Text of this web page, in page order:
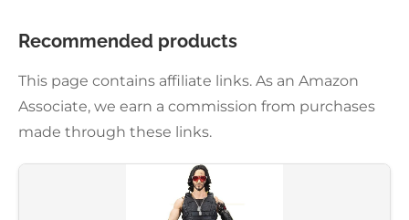
Recommended products
This page contains affiliate links. As an Amazon
Associate, we earn a commission from purchases
made through these links.